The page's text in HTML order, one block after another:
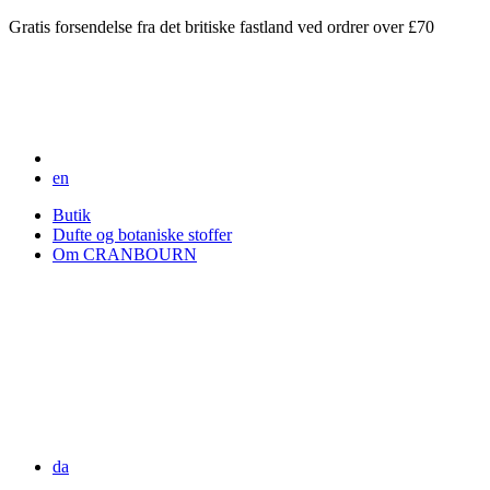
Gratis forsendelse fra det britiske fastland ved ordrer over £70
en
Butik
Dufte og botaniske stoffer
Om CRANBOURN
da